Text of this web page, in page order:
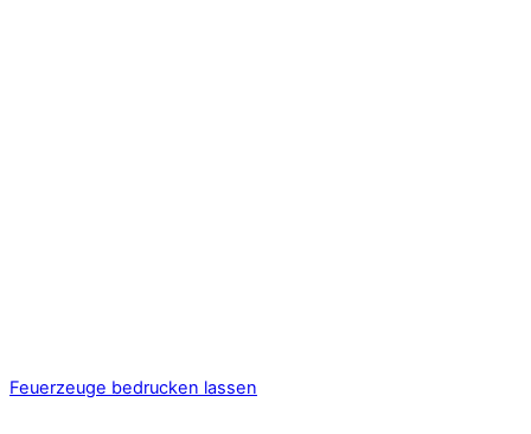
Feuerzeuge bedrucken lassen